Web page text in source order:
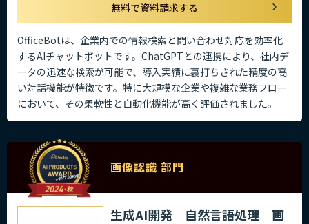
無料で資料請求する
OfficeBotは、企業内での情報検索と問い合わせ対応を効率化
するAIチャットボットです。ChatGPTとの連携により、社内デ
ータの迅速な検索が可能で、導入実績に裏打ちされた精度の高
い対話機能が特徴です。特に大規模な企業や複雑な業務フロー
において、その柔軟性と自動化機能が高く評価されました。
画像認識 部門
生成AI開発 自然言語処理 画